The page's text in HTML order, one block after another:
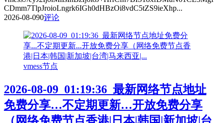
CDmm7TlpJroioLngrk6IGh0dHBzOi8vdC5tZS9ieXhp...
2026-08-090评论
vmess节点
2026-08-09_01:19:36_最新网络节点地址
免费分享…不定期更新…开放免费分享